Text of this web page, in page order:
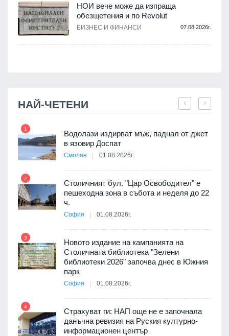
НОИ вече може да изпраща
обезщетения и по Revolut
БИЗНЕС И ФИНАНСИ 07.08.2026г.
НАЙ-ЧЕТЕНИ
1
Водолази издирват мъж, паднал от джет
в язовир Доспат
Смолян 01.08.2026г.
2
Столичният бул. "Цар Освободител" е
пешеходна зона в събота и неделя до 22
ч.
София 01.08.2026г.
3
Новото издание на кампанията на
Столичната библиотека "Зелени
библиотеки 2026" започва днес в Южния
парк
София 01.08.2026г.
4
Страхуват ги: НАП още не е започнала
данъчна ревизия на Руския културно-
информационен център